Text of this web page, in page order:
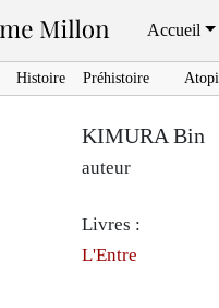
Accueil
Histoire Préhistoire
KIMURA Bin
auteur
Livres :
L'Entre